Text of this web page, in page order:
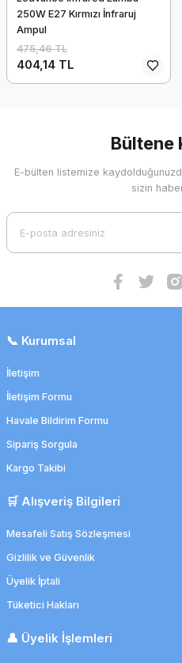
250W E27 Kırmızı İnfraruj
Ampul
475,46 TL
404,14 TL
Bültene
E-bülten listemize
sizin
📞 Kurumsal
İletişim
İletişim Formu
Havale Bildirim Formu
Sipariş Sorgula
Kargo Takibi
🛒 Alışveriş Bilgileri
Mesafeli Satış Sözleşmesi
Gizlilik ve Güvenlik
Üyelik İptali
Tüketici Hakları
👤 Üyelik İşlemleri